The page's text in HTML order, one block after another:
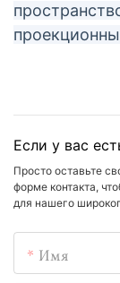
Если у вас
Просто оставьте
форме контакта,
для нашего
Имя